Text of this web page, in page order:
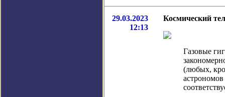
29.03.2023
12:13
Космический
Газовые
(любых,